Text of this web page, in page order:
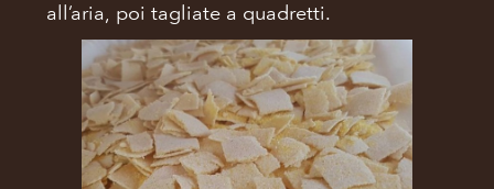
all’aria, poi tagliate a quadretti.